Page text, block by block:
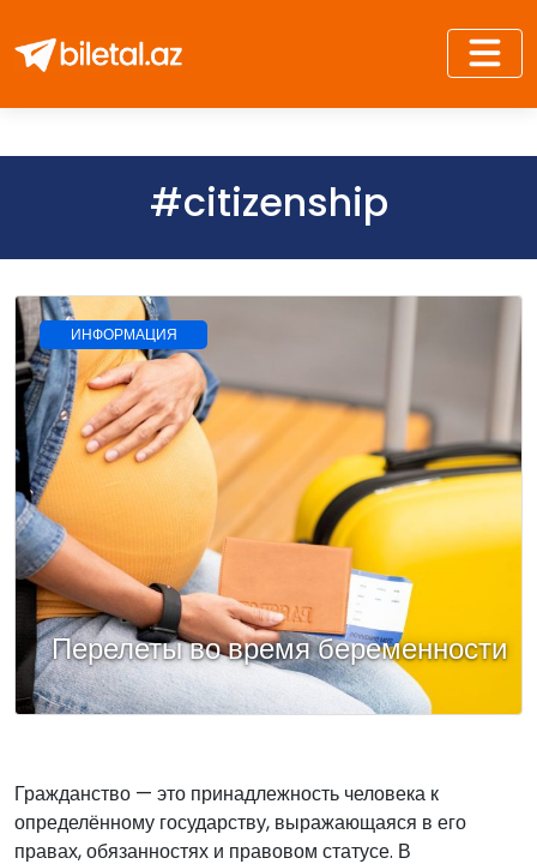
#citizenship
ИНФОРМАЦИЯ
Перелеты во время беременности
Гражданство — это принадлежность человека к
определённому государству, выражающаяся в его
правах, обязанностях и правовом статусе. В